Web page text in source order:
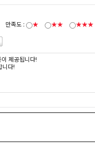
만족도 : ★ ★★ ★★★